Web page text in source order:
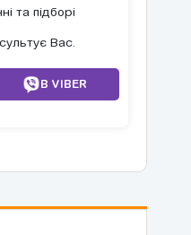
та підборі
Вас.
В VIBER